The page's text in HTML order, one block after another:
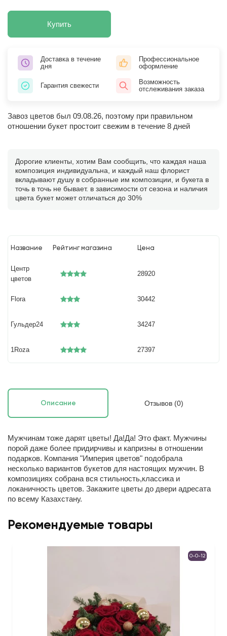
Купить
Доставка в течение
дня
Профессиональное
оформление
Гарантия свежести
Возможность
отслеживания заказа
Завоз цветов был 09.08.26, поэтому при правильном
отношении букет простоит свежим в течение 8 дней
Дорогие клиенты, хотим Вам сообщить, что каждая наша
композиция индивидуальна, и каждый наш флорист
вкладывают душу в собранные им композиции, и букета в
точь в точь не бывает. в зависимости от сезона и наличия
цвета букет может отличаться до 30%
Название Рейтинг магазина Цена
Центр
цветов
28920
Flora 30442
Гульдер24 34247
1Roza 27397
Описание Отзывов (0)
Мужчинам тоже дарят цветы! Да!Да! Это факт. Мужчины
порой даже более придирчивы и капризны в отношении
подарков. Компания "Империя цветов" подобрала
несколько вариантов букетов для настоящих мужчин. В
композициях собрана вся стильность,классика и
локаничность цветов. Закажите цветы до двери адресата
по всему Казахстану.
Рекомендуемые товары
0-0-12